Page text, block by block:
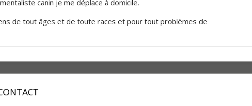
canin je me déplace à domicile.
de tout âges et de toute races et pour tout problèmes de